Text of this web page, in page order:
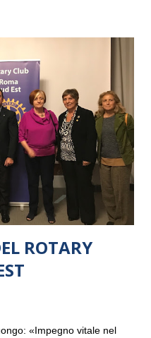
ROTARY
«Impegno vitale nel